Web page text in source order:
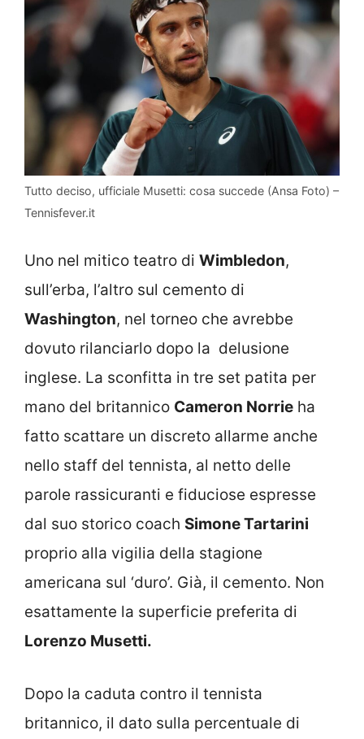
Tutto deciso, ufficiale Musetti: cosa succede (Ansa Foto) –
Tennisfever.it
Uno nel mitico teatro di Wimbledon,
sull’erba, l’altro sul cemento di
Washington, nel torneo che avrebbe
dovuto rilanciarlo dopo la delusione
inglese. La sconfitta in tre set patita per
mano del britannico Cameron Norrie ha
fatto scattare un discreto allarme anche
nello staff del tennista, al netto delle
parole rassicuranti e fiduciose espresse
dal suo storico coach Simone Tartarini
proprio alla vigilia della stagione
americana sul ‘duro’. Già, il cemento. Non
esattamente la superficie preferita di
Lorenzo Musetti.
Dopo la caduta contro il tennista
britannico, il dato sulla percentuale di